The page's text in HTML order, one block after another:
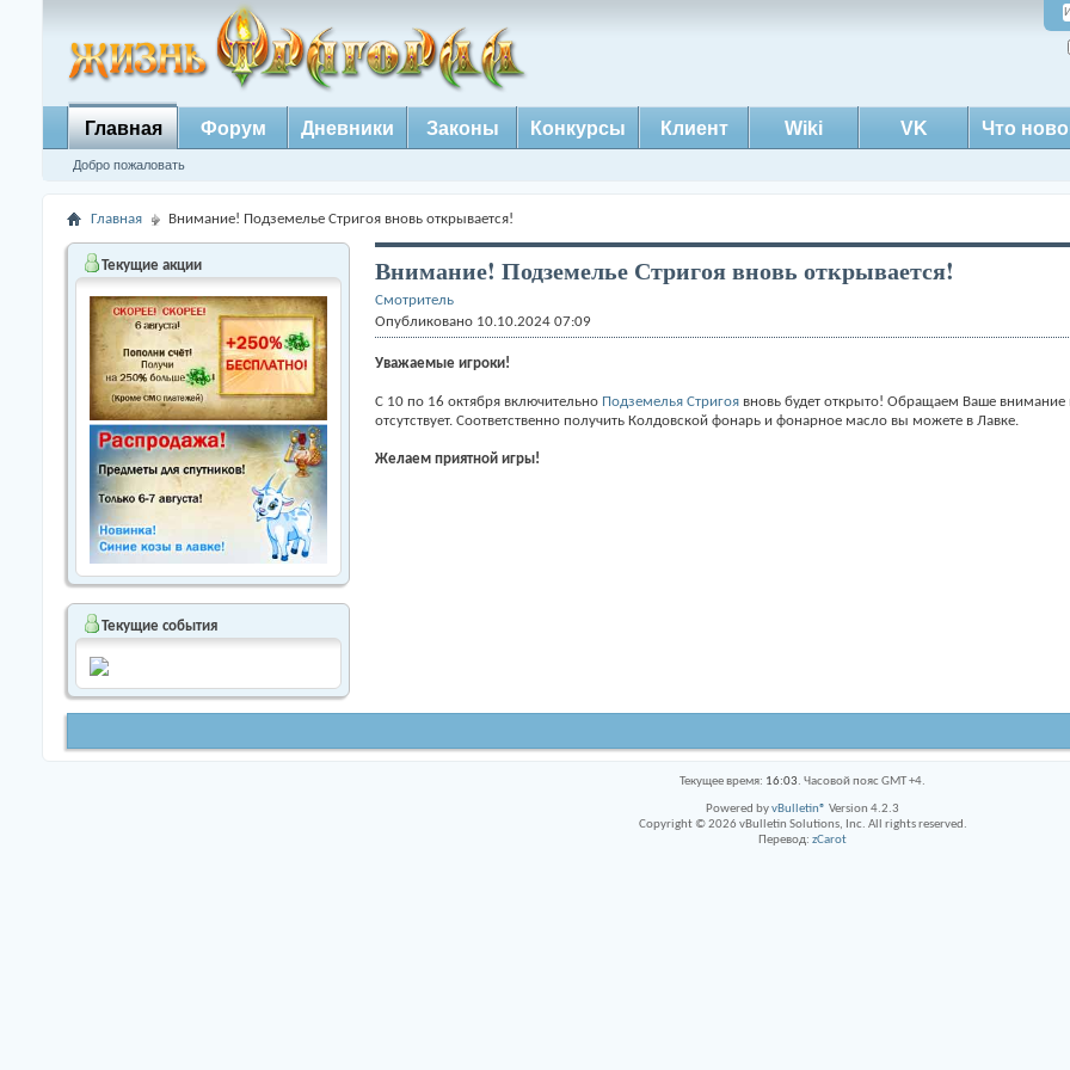
Главная
Добро пожаловать
Форум Дневники Законы Конкурсы Клиент Wiki VK Что
Главная Внимание! Подземелье Стригоя вновь открывается!
Текущие акции
Текущие события
Внимание! Подземелье Стригоя вновь открывается!
Смотритель
Опубликовано 10.10.2024 07:09
Уважаемые игроки!
С 10 по 16 октября включительно Подземелья Стригоя вновь будет открыто! Обращаем Ваше внимание
отсутствует. Соответственно получить Колдовской фонарь и фонарное масло вы можете в Лавке.
Желаем приятной игры!
Текущее время: 16:03. Часовой пояс GMT +4.
Powered byvBulletin® Version 4.2.3
Copyright © 2026 vBulletin Solutions, Inc. All rights reserved.
Перевод: zCarot